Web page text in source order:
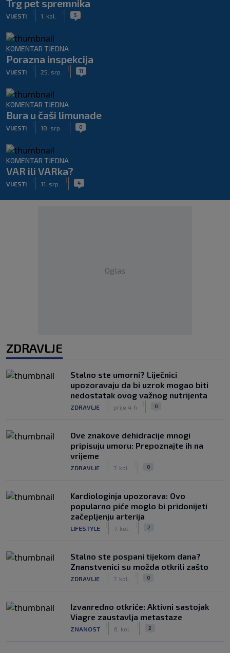
Trg pet spremnika
VIJESTI
|
1. kol.
| 5
KOMENTAR TJEDNA
Porazna inspekcija
VIJESTI
|
25. srp.
| 11
KOMENTAR TJEDNA
Bura u čaši limunade
VIJESTI
|
18. srp.
| 0
KOMENTAR TJEDNA
VAR ili VARka?
VIJESTI
|
11. srp.
| 4
Oglas
ZDRAVLJE
Stalno ste umorni? Liječnici
upozoravaju da bi uzrok mogao biti
nedostatak ovog važnog nutrijenta
ZDRAVLJE prije 4 h 0
Ove znakove dehidracije mnogi
pripisuju umoru: Prepoznajte ih na
vrijeme
ZDRAVLJE 7. kol. 0
Kardiologinja upozorava: Ovo
popularno piće moglo bi pridonijeti
začepljenju arterija
LIFESTYLE 7. kol. 2
Stalno ste pospani tijekom dana?
Znanstvenici su možda otkrili zašto
ZDRAVLJE 7. kol. 0
Izvanredno otkriće: Aktivni sastojak
Viagre zaustavlja metastaze
ZNANOST 6. kol. 2